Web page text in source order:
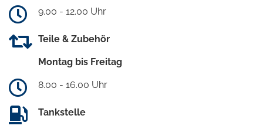
9.00 - 12.00 Uhr
Teile & Zubehör
Montag bis Freitag
8.00 - 16.00 Uhr
Tankstelle